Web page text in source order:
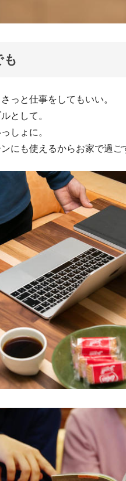
も
っと仕事をしてもいい。
として。
しょに。
にも使えるからお家で過ご